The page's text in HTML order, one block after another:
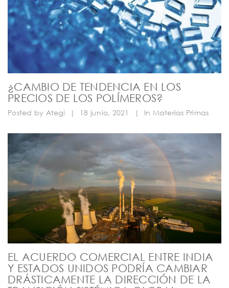
¿CAMBIO DE TENDENCIA EN LOS
PRECIOS DE LOS POLÍMEROS?
Posted by Ategi | 18 junio, 2021 | In Materias Primas
EL ACUERDO COMERCIAL ENTRE INDIA
Y ESTADOS UNIDOS PODRÍA CAMBIAR
DRÁSTICAMENTE LA DIRECCIÓN DE LA